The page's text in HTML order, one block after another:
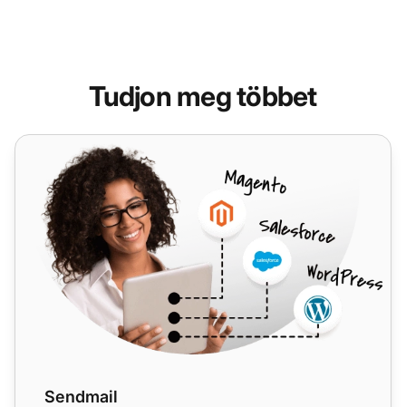
Tudjon meg többet
Sendmail
Sendmail